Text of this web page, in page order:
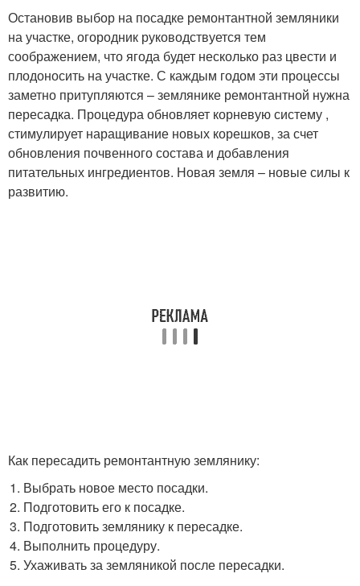
Остановив выбор на посадке ремонтантной земляники
на участке, огородник руководствуется тем
соображением, что ягода будет несколько раз цвести и
плодоносить на участке. С каждым годом эти процессы
заметно притупляются – землянике ремонтантной нужна
пересадка. Процедура обновляет корневую систему ,
стимулирует наращивание новых корешков, за счет
обновления почвенного состава и добавления
питательных ингредиентов. Новая земля – новые силы к
развитию.
Как пересадить ремонтантную землянику:
Выбрать новое место посадки.
Подготовить его к посадке.
Подготовить землянику к пересадке.
Выполнить процедуру.
Ухаживать за земляникой после пересадки.